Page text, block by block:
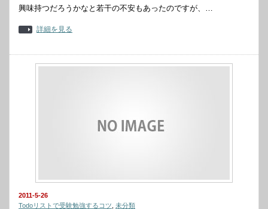
興味持つだろうかなと若干の不安もあったのですが、…
詳細を見る
2011-5-26
Todoリストで受験勉強するコツ 未分類